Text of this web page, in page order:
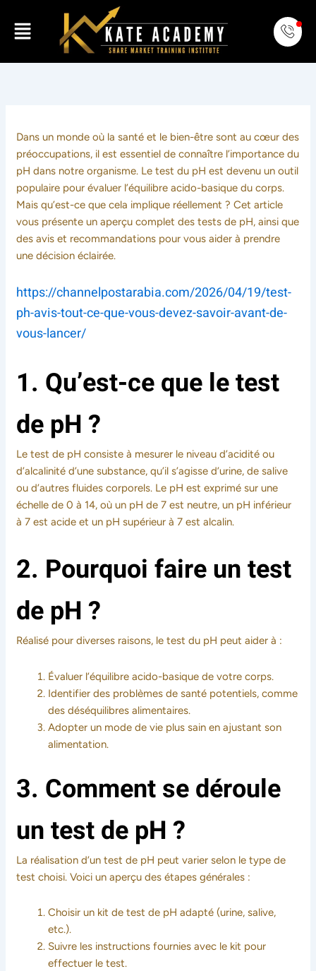
Menu
Dans un monde où la santé et le bien-être sont au cœur des
préoccupations, il est essentiel de connaître l’importance du
pH dans notre organisme. Le test du pH est devenu un outil
populaire pour évaluer l’équilibre acido-basique du corps.
Mais qu’est-ce que cela implique réellement ? Cet article
vous présente un aperçu complet des tests de pH, ainsi que
des avis et recommandations pour vous aider à prendre
une décision éclairée.
https://channelpostarabia.com/2026/04/19/test-
ph-avis-tout-ce-que-vous-devez-savoir-avant-de-
vous-lancer/
1. Qu’est-ce que le test
de pH ?
Le test de pH consiste à mesurer le niveau d’acidité ou
d’alcalinité d’une substance, qu’il s’agisse d’urine, de salive
ou d’autres fluides corporels. Le pH est exprimé sur une
échelle de 0 à 14, où un pH de 7 est neutre, un pH inférieur
à 7 est acide et un pH supérieur à 7 est alcalin.
2. Pourquoi faire un test
de pH ?
Réalisé pour diverses raisons, le test du pH peut aider à :
Évaluer l’équilibre acido-basique de votre corps.
Identifier des problèmes de santé potentiels, comme
des déséquilibres alimentaires.
Adopter un mode de vie plus sain en ajustant son
alimentation.
3. Comment se déroule
un test de pH ?
La réalisation d’un test de pH peut varier selon le type de
test choisi. Voici un aperçu des étapes générales :
Choisir un kit de test de pH adapté (urine, salive,
etc.).
Suivre les instructions fournies avec le kit pour
effectuer le test.